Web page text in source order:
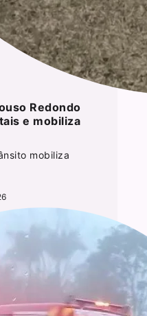
Redondo
e mobiliza
mobiliza